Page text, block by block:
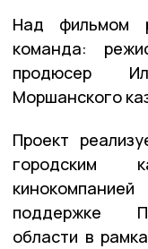
Над фильмом
команда:
продюсер
Моршанского
Проект
городским
поддержке
области в